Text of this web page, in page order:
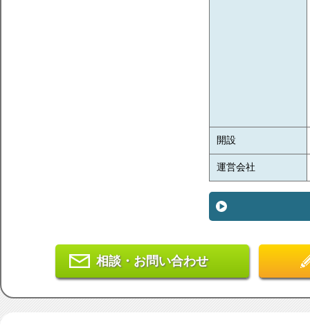
開設
運営会社
相談・お問い合わせ